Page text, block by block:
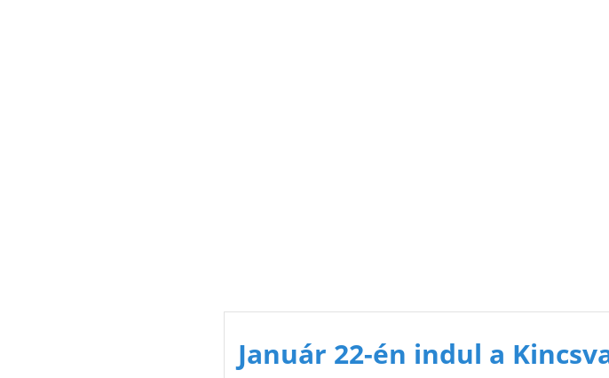
Január 22-én indul a